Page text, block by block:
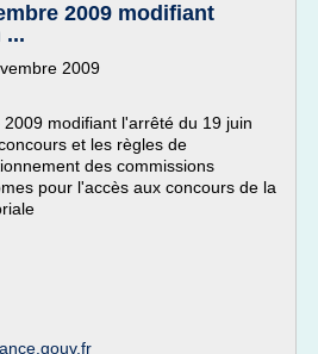
2009 modifiant
...
2009
modifiant l'arrêté du 19 juin
et les règles de
des commissions
pour l'accès aux concours de la